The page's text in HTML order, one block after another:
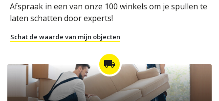
Afspraak in een van onze 100 winkels om je spullen te
laten schatten door experts!
Schat de waarde van mijn objecten
local_shipping